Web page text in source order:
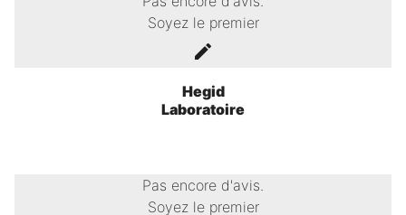
Soyez le premier
Hegid
Laboratoire
Pas encore d'avis.
Soyez le premier